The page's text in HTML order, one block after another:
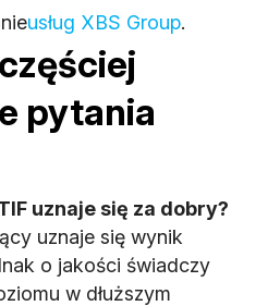
usług XBS Group.
pytania
uznaje się za dobry?
uznaje się wynik
o jakości świadczy
w dłuższym